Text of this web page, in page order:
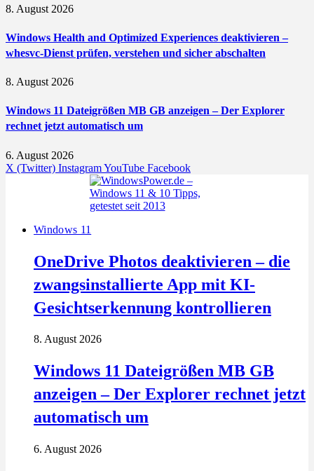
8. August 2026
Windows Health and Optimized Experiences deaktivieren –
whesvc-Dienst prüfen, verstehen und sicher abschalten
8. August 2026
Windows 11 Dateigrößen MB GB anzeigen – Der Explorer
rechnet jetzt automatisch um
6. August 2026
X (Twitter) InstagramYouTube Facebook
Windows 11
OneDrive Photos deaktivieren – die
zwangsinstallierte App mit KI-
Gesichtserkennung kontrollieren
8. August 2026
Windows 11 Dateigrößen MB GB
anzeigen – Der Explorer rechnet jetzt
automatisch um
6. August 2026